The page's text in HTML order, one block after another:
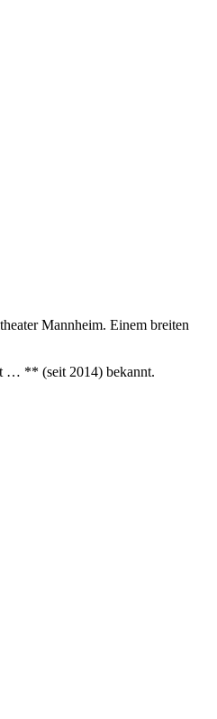
Mannheim. Einem breiten
… ** (seit 2014) bekannt.